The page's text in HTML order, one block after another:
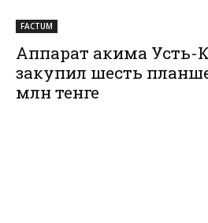
FACTUM
Аппарат акима Усть-
закупил шесть
млн тенге